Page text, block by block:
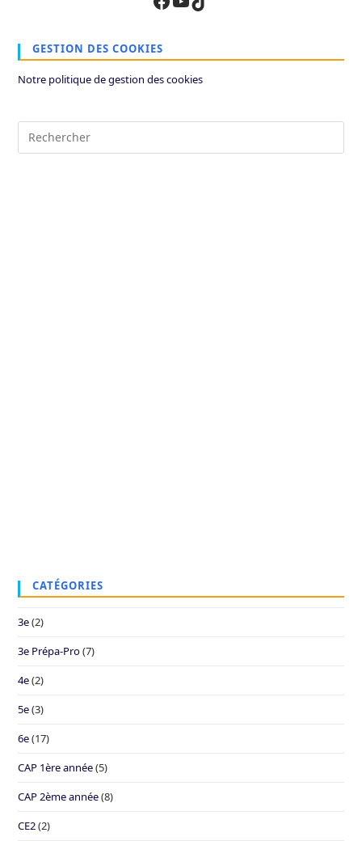
GESTION DES COOKIES
Notre politique de gestion des cookies
CATÉGORIES
3e(2)
3e Prépa-Pro(7)
4e(2)
5e(3)
6e(17)
CAP 1ère année(5)
CAP 2ème année(8)
CE2(2)